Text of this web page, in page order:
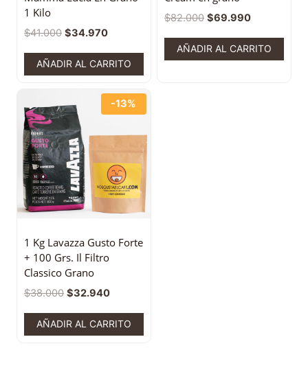
1 Kilo
$41.000 $34.970
AÑADIR AL CARRITO
$82.000 $69.990
AÑADIR AL CARRITO
-13%
1 Kg Lavazza Gusto Forte
+ 100 Grs. Il Filtro
Classico Grano
$38.000 $32.940
AÑADIR AL CARRITO